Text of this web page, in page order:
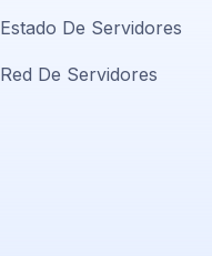
Estado De Servidores
Red De Servidores